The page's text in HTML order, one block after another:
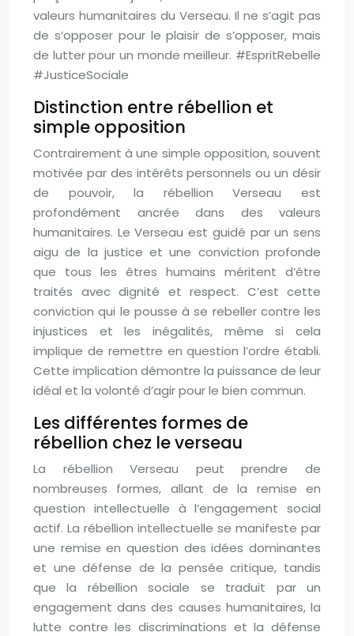
valeurs humanitaires du Verseau. Il ne s’agit pas
de s’opposer pour le plaisir de s’opposer, mais
de lutter pour un monde meilleur. #EspritRebelle
#JusticeSociale
Distinction entre rébellion et
simple opposition
Contrairement à une simple opposition, souvent
motivée par des intérêts personnels ou un désir
de pouvoir, la rébellion Verseau est
profondément ancrée dans des valeurs
humanitaires. Le Verseau est guidé par un sens
aigu de la justice et une conviction profonde
que tous les êtres humains méritent d’être
traités avec dignité et respect. C’est cette
conviction qui le pousse à se rebeller contre les
injustices et les inégalités, même si cela
implique de remettre en question l’ordre établi.
Cette implication démontre la puissance de leur
idéal et la volonté d’agir pour le bien commun.
Les différentes formes de
rébellion chez le verseau
La rébellion Verseau peut prendre de
nombreuses formes, allant de la remise en
question intellectuelle à l’engagement social
actif. La rébellion intellectuelle se manifeste par
une remise en question des idées dominantes
et une défense de la pensée critique, tandis
que la rébellion sociale se traduit par un
engagement dans des causes humanitaires, la
lutte contre les discriminations et la défense